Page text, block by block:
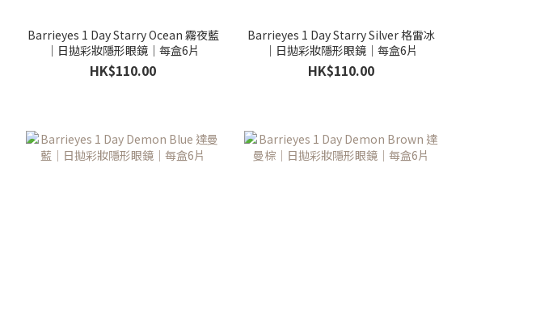
Barrieyes 1 Day Starry Ocean 霧夜藍
｜日拋彩妝隱形眼鏡｜每盒6片
HK$110.00
Barrieyes 1 Day Starry Silver 格雷冰
｜日拋彩妝隱形眼鏡｜每盒6片
HK$110.00